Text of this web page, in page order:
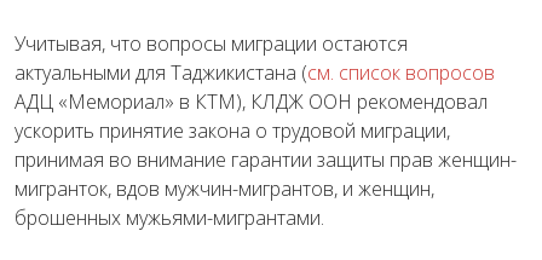
Учитывая, что вопросы миграции остаются
актуальными для Таджикистана (см. список вопросов
АДЦ «Мемориал» в КТМ), КЛДЖ ООН рекомендовал
ускорить принятие закона о трудовой миграции,
принимая во внимание гарантии защиты прав женщин-
мигранток, вдов мужчин-мигрантов, и женщин,
брошенных мужьями-мигрантами.